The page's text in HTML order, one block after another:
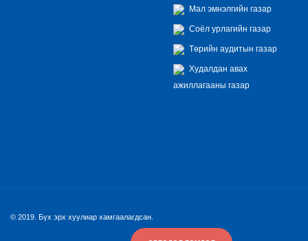
Мал эмнэлгийн газар
Соёл урлагийн газар
Төрийн аудитын газар
Худалдан авах
ажиллагааны газар
© 2019. Бүх эрх хуулиар хамгаалагдсан.